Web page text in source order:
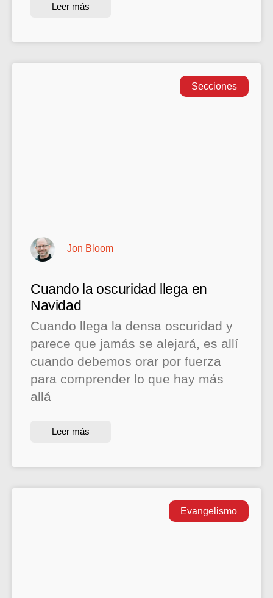
Leer más
Secciones
Cuando la oscuridad llega en
Navidad
Cuando llega la densa oscuridad y
parece que jamás se alejará, es allí
cuando debemos orar por fuerza
para comprender lo que hay más
allá
Leer más
Jon Bloom
Evangelismo